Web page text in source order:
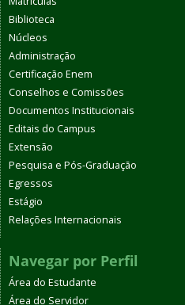
Biblioteca
Núcleos
Administração
Certificação Enem
Conselhos e Comissões
Documentos Institucionais
Editais do Campus
Extensão
Pesquisa e Pós-Graduação
Egressos
Estágio
Relações Internacionais
Navegar por Perfil
Área do Estudante
Área do Servidor